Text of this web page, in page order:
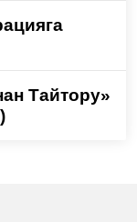
Тайтору»